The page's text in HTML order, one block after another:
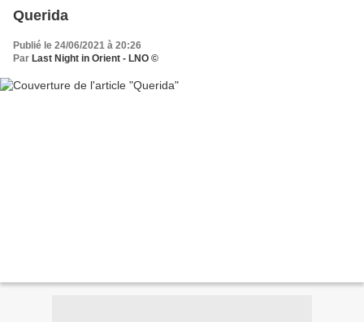
Querida
Publié le 24/06/2021 à 20:26
Par Last Night in Orient - LNO ©